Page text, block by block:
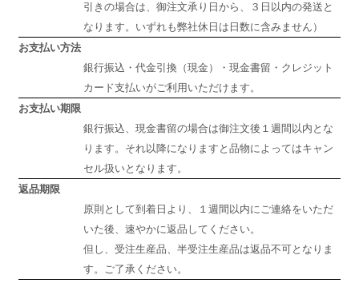
引きの場合は、御注文承り日から、３日以内の発送と
なります。いずれも弊社休日は日数に含みません）
お支払い方法
銀行振込・代金引換（現金）・現金書留・クレジット
カード支払いがご利用いただけます。
お支払い期限
銀行振込、現金書留の場合は御注文後１週間以内とな
ります。それ以降になりますと品物によってはキャン
セル扱いとなります。
返品期限
原則として到着日より、１週間以内にご連絡をいただ
いた後、速やかに返品してください。
但し、受注生産品、半受注生産品は返品不可となりま
す。ご了承ください。